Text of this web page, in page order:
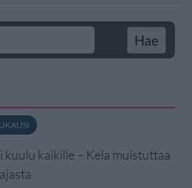
kuulu kaikille – Kela muistuttaa